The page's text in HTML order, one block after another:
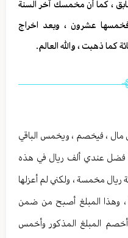
، كما أن مخمسك آخر السنة
فخمسها عشرون ، وبعد اخراج
كما ذهبت ، والله العالم.
، فيخصم ، ويخمس الباقي
فضل عندي ألف ريال في هذه
مخمسة ، ولكني لم أعزلها
، وهذا المبلغ أصبح من ضمن
المبلغ المذكور وأخمس